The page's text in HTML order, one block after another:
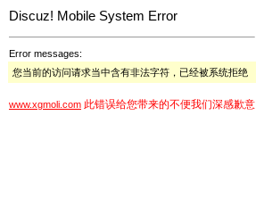
Discuz! Mobile System Error
Error messages:
您当前的访问请求当中含有非法字符，已经被系统拒绝
www.xgmoli.com 此错误给您带来的不便我们深感歉意